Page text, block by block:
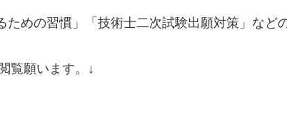
ための習慣」「技術士二次試験出願対策」など
覧願います。↓